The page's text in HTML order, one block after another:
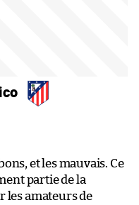
et les mauvais. Ce
partie de la
les amateurs de